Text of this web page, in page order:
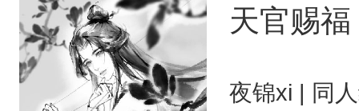
天官赐
夜锦xi | 同